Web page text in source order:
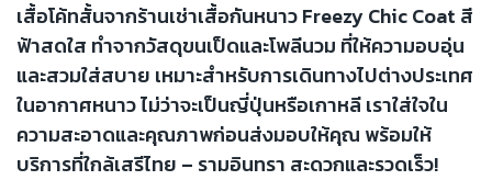
เสื้อโค้ทสั้นจากร้านเช่าเสื้อกันหนาว Freezy Chic Coat สี
ฟ้าสดใส ทำจากวัสดุขนเป็ดและโพลีนวม ที่ให้ความอบอุ่น
และสวมใส่สบาย เหมาะสำหรับการเดินทางไปต่างประเทศ
ในอากาศหนาว ไม่ว่าจะเป็นญี่ปุ่นหรือเกาหลี เราใส่ใจใน
ความสะอาดและคุณภาพก่อนส่งมอบให้คุณ พร้อมให้
บริการที่ใกล้เสรีไทย – รามอินทรา สะดวกและรวดเร็ว!